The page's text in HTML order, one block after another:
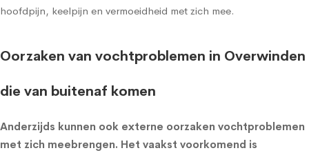
hoofdpijn, keelpijn en vermoeidheid met zich mee.
Oorzaken van vochtproblemen in Overwinden
die van buitenaf komen
Anderzijds kunnen ook externe oorzaken vochtproblemen
met zich meebrengen. Het vaakst voorkomend is